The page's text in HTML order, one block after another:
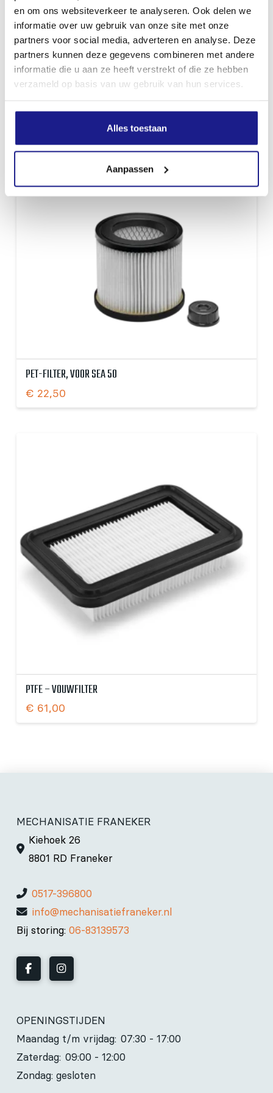
en om ons websiteverkeer te analyseren. Ook delen we
informatie over uw gebruik van onze site met onze
partners voor social media, adverteren en analyse. Deze
partners kunnen deze gegevens combineren met andere
informatie die u aan ze heeft verstrekt of die ze hebben
verzameld op basis van uw gebruik van hun services.
Alles toestaan
Aanpassen
PET FILTER, VOOR SE 33
29,10
PET-FILTER, VOOR SEA 50
€ 22,50
PTFE – VOUWFILTER
€ 61,00
MECHANISATIE FRANEKER
Kiehoek 26
8801 RD Franeker
0517-396800
info@mechanisatiefraneker.nl
Bij storing: 06-83139573
OPENINGSTIJDEN
Maandag t/m vrijdag: 07:30 - 17:00
Zaterdag: 09:00 - 12:00
Zondag: gesloten